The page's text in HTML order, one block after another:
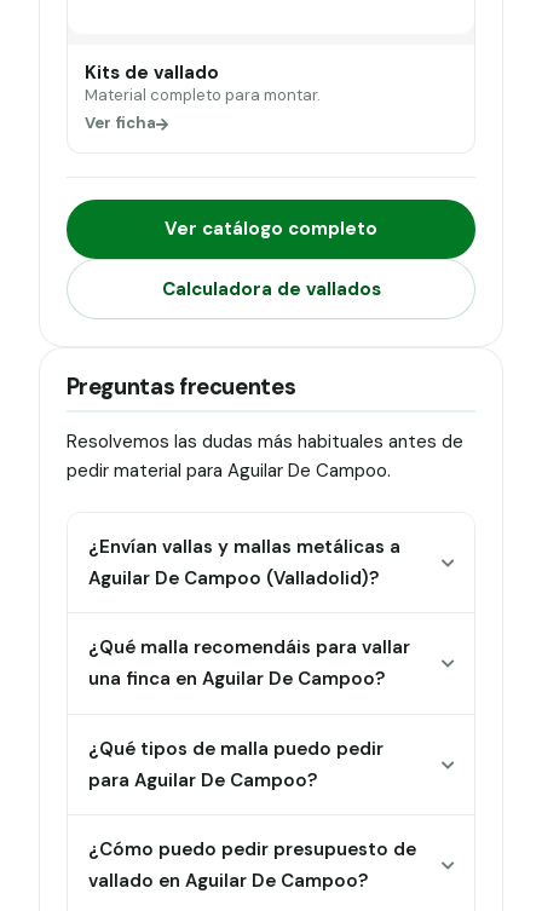
Kits de vallado
Material completo para montar.
Ver ficha
Ver catálogo completo
Calculadora de vallados
Preguntas frecuentes
Resolvemos las dudas más habituales antes de
pedir material para Aguilar De Campoo.
¿Envían vallas y mallas metálicas a
Aguilar De Campoo (Valladolid)?
¿Qué malla recomendáis para vallar
una finca en Aguilar De Campoo?
¿Qué tipos de malla puedo pedir
para Aguilar De Campoo?
¿Cómo puedo pedir presupuesto de
vallado en Aguilar De Campoo?